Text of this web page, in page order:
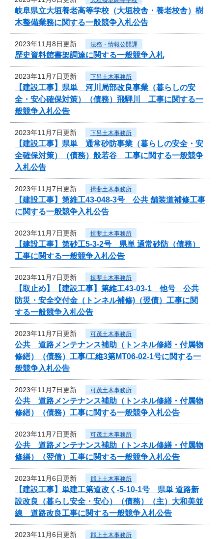
岐阜県立大垣養老高等学校（大垣校舎・養老校舎）樹
木整備業務に関する一般競争入札公告
2023年11月8日更新 法務・情報公開課
歴史資料館書架調達に関する一般競争入札
2023年11月7日更新 下呂土木事務所
【建設工事】県単 河川局部改良事業（暮らしの安
全・安心確保対策）（債務）飛騨川 工事に関する一
般競争入札公告
2023年11月7日更新 下呂土木事務所
【建設工事】県単 通常砂防事業（暮らしの安全・安
全確保対策）（債務）般若谷 工事に関する一般競争
入札公告
2023年11月7日更新 揖斐土木事務所
【建設工事】第維工43-048-3号 公共 舗装道補修工事
に関する一般競争入札公告
2023年11月7日更新 揖斐土木事務所
【建設工事】第砂工5-3-2号 県単 通常砂防（債務）
工事に関する一般競争入札公告
2023年11月7日更新 揖斐土木事務所
【取止め】【建設工事】第維工43-03-1 他号 公共
防災・安全交付金（トンネル補修)（翌債）工事に関
する一般競争入札公告
2023年11月7日更新 可茂土木事務所
公共 道路メンテナンス補助（トンネル修繕・付属物
修繕）（債務）工事/工維3第MT06-02-1号に関する一
般競争入札公告
2023年11月7日更新 可茂土木事務所
公共 道路メンテナンス補助（トンネル修繕・付属物
修繕）（債務）工事に関する一般競争入札公告
2023年11月7日更新 可茂土木事務所
公共 道路メンテナンス補助（トンネル修繕・付属物
修繕）（翌債）工事に関する一般競争入札公告
2023年11月6日更新 郡上土木事務所
【建設工事】単建工第道改く-5-10-1号 県単 道路新
設改良（暮らし安全・安心）（債務）（主）大和美並
線 道路改良工事に関する一般競争入札公告
2023年11月6日更新 郡上土木事務所